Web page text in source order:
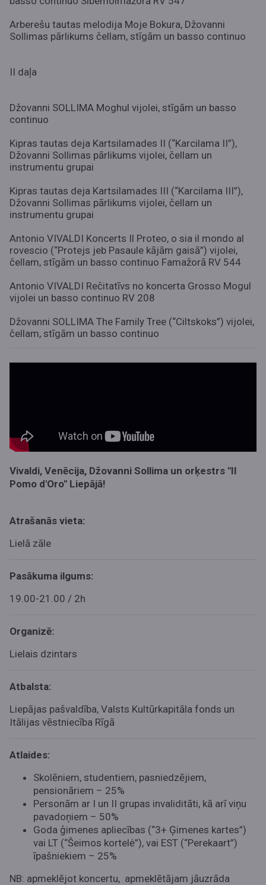
Arberešu tautas melodija Moje Bokura, Džovanni
Sollimas pārlikums čellam, stīgām un basso continuo
II daļa
Džovanni SOLLIMA Moghul vijolei, stīgām un basso
continuo
Kipras tautas deja Kartsilamades II (“Karcilama II”),
Džovanni Sollimas pārlikums vijolei, čellam un
instrumentu grupai
Kipras tautas deja Kartsilamades III (“Karcilama III”),
Džovanni Sollimas pārlikums vijolei, čellam un
instrumentu grupai
Antonio VIVALDI Koncerts Il Proteo, o sia il mondo al
rovescio (“Protejs jeb Pasaule kājām gaisā”) vijolei,
čellam, stīgām un basso continuo Famažorā RV 544
Antonio VIVALDI Rečitatīvs no koncerta Grosso Mogul
vijolei un basso continuo RV 208
Džovanni SOLLIMA The Family Tree (“Ciltskoks”) vijolei,
čellam, stīgām un basso continuo
Vivaldi, Venēcija, Džovanni Sollima un orķestrs "Il
Pomo d'Oro" Liepājā!
Atrašanās vieta:
Lielā zāle
Pasākuma ilgums:
19.00-21.00 / 2h
Organizē:
Lielais dzintars
Atbalsta:
Liepājas pašvaldība, Valsts Kultūrkapitāla fonds un
Itālijas vēstniecība Rīgā
Atlaides:
Skolēniem, studentiem, pasniedzējiem,
pensionāriem – 25%
Personām ar I un II grupas invaliditāti, kā arī viņu
pavadoņiem – 50%
Goda ģimenes apliecības (“3+ Ģimenes kartes”)
vai LT (“Šeimos kortelė”), vai EST (“Perekaart”)
īpašniekiem – 25%
NB: apmeklējot koncertu, apmeklētājam jāuzrāda